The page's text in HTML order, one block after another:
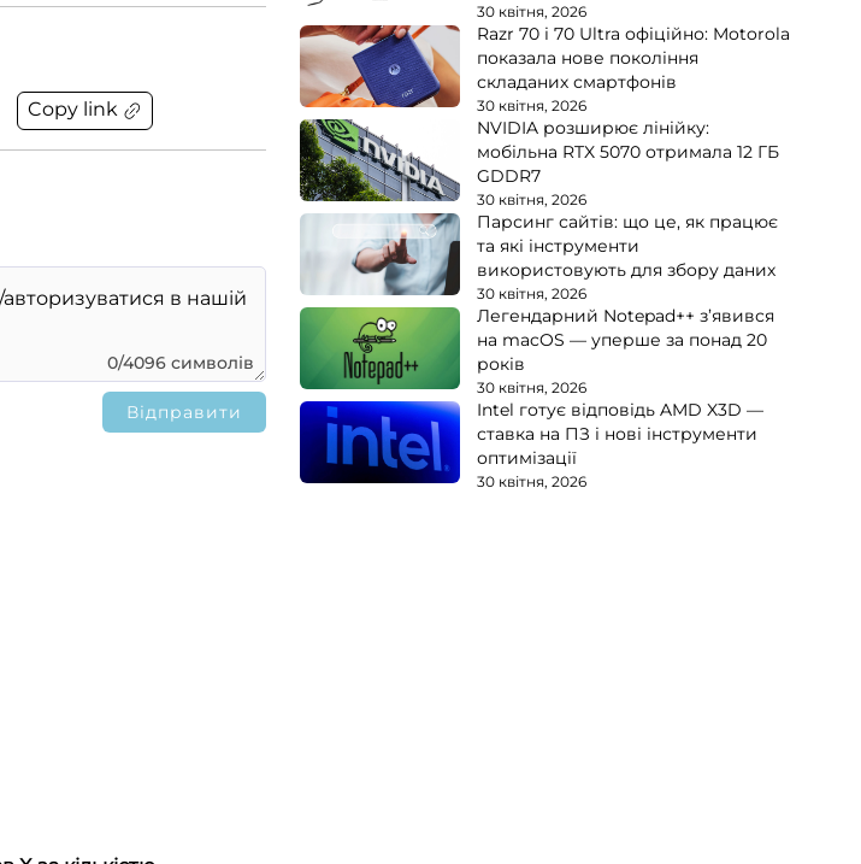
Copy link
0/4096 символів
30 квітня, 2026
Razr 70 і 70 Ultra офіційно: Motorola
показала нове покоління
складаних смартфонів
30 квітня, 2026
NVIDIA розширює лінійку:
мобільна RTX 5070 отримала 12 ГБ
GDDR7
30 квітня, 2026
Парсинг сайтів: що це, як працює
та які інструменти
використовують для збору даних
30 квітня, 2026
Легендарний Notepad++ з’явився
на macOS — уперше за понад 20
років
30 квітня, 2026
Intel готує відповідь AMD X3D —
ставка на ПЗ і нові інструменти
оптимізації
30 квітня, 2026